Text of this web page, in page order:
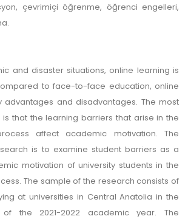
çevrimiçi öğrenme, öğrenci engelleri,
and disaster situations, online learning is
to face-to-face education, online
advantages and disadvantages. The most
that the learning barriers that arise in the
affect academic motivation. The
is to examine student barriers as a
motivation of university students in the
The sample of the research consists of
at universities in Central Anatolia in the
of the 2021-2022 academic year. The